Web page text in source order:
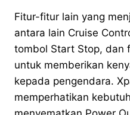
Fitur-fitur lain yang
antara lain Cruise
tombol Start Stop, dan
untuk memberikan
kepada pengendara.
memperhatikan